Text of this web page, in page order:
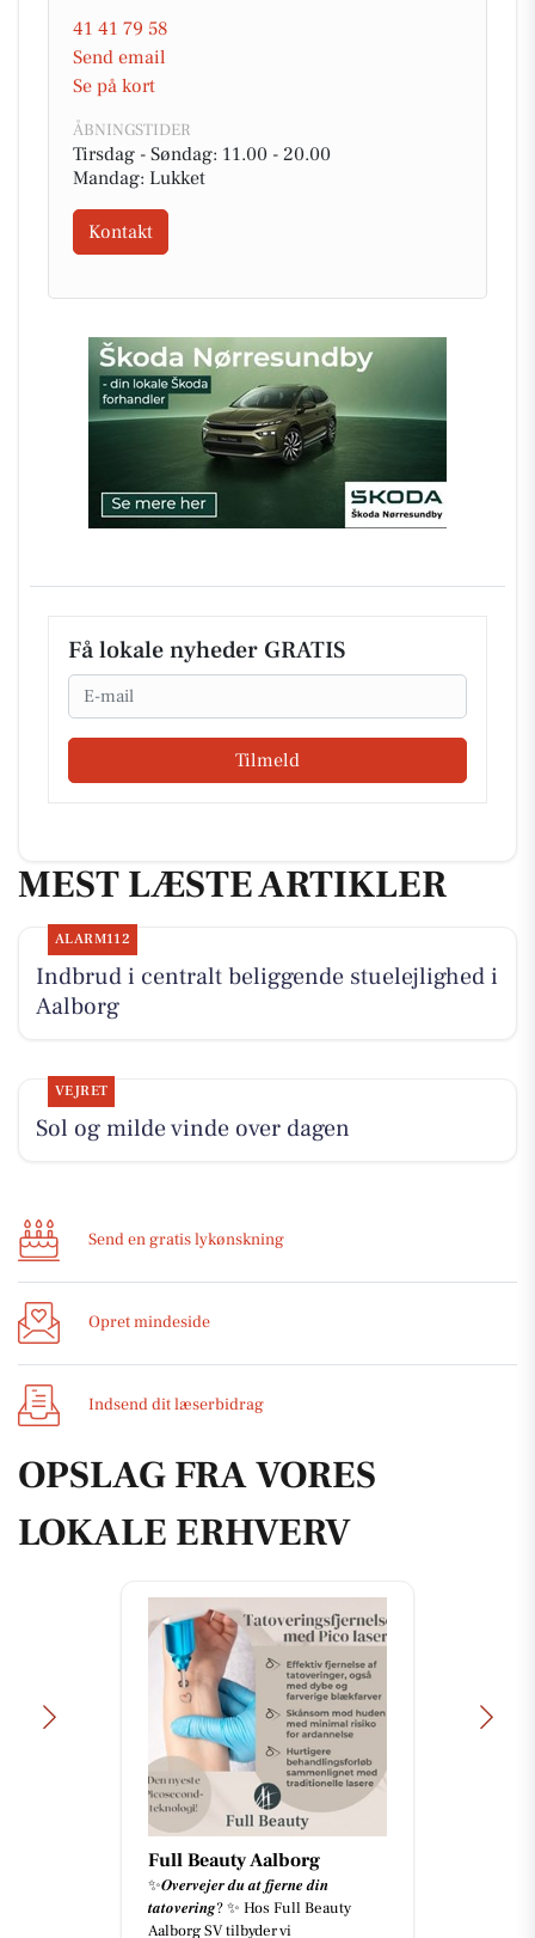
41 41 79 58
Send email
Se på kort
ÅBNINGSTIDER
Tirsdag - Søndag: 11.00 - 20.00
Mandag: Lukket
Kontakt
Få lokale nyheder GRATIS
Email
Tilmeld
MEST LÆSTE ARTIKLER
ALARM112
Indbrud i centralt beliggende stuelejlighed i
Aalborg
VEJRET
Sol og milde vinde over dagen
Send en gratis lykønskning
Opret mindeside
Indsend dit læserbidrag
OPSLAG FRA VORES
LOKALE ERHVERV
Full Beauty Aalborg
✨𝑶𝒗𝒆𝒓𝒗𝒆𝒋𝒆𝒓 𝒅𝒖 𝒂𝒕 𝒇𝒋𝒆𝒓𝒏𝒆 𝒅𝒊𝒏
𝒕𝒂𝒕𝒐𝒗𝒆𝒓𝒊𝒏𝒈? ✨ Hos Full Beauty
Aalborg SV tilbyder vi